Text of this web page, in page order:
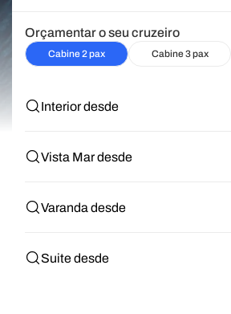
Orçamentar o seu cruzeiro
Cabine 2 pax Cabine 3 pax
Interior desde
Vista Mar desde
Varanda desde
Suite desde